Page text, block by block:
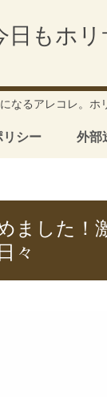
日もホリ
なるアレコレ。ホ
リシー 外部
ました！
々